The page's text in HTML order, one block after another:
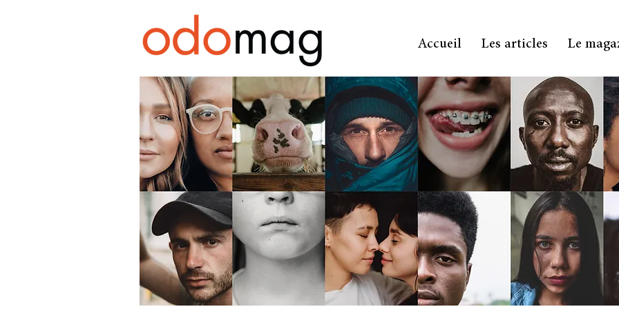
Accueil Les articles Le